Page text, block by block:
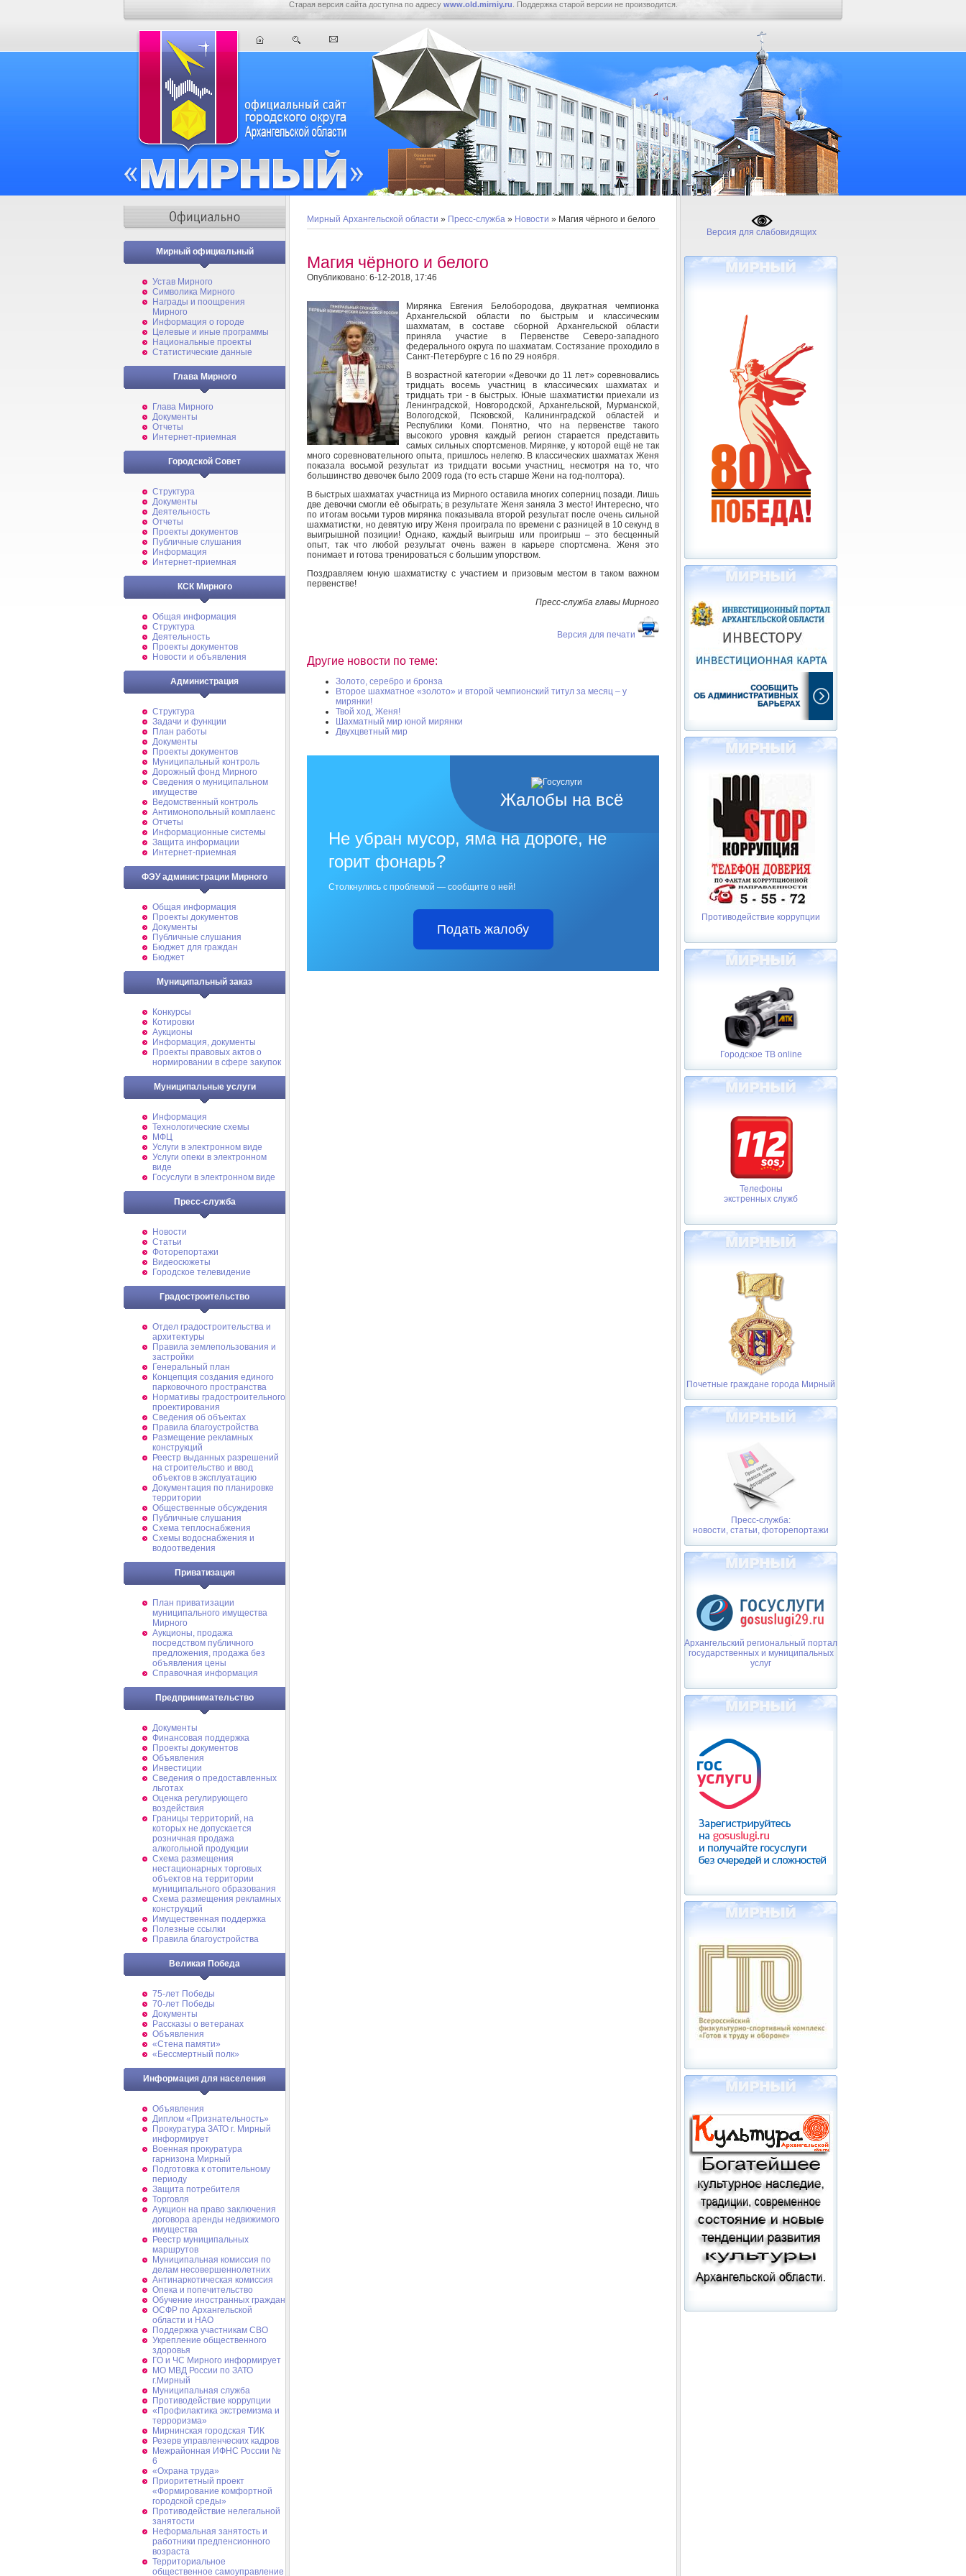
Старая версия сайта доступна по адресу www.old.mirniy.ru . Поддержка старой версии не производится.
Мирный официальный
Устав Мирного
Символика Мирного
Награды и поощрения
Мирного
Информация о городе
Целевые и иные программы
Национальные проекты
Статистические данные
Глава Мирного
Глава Мирного
Документы
Отчеты
Интернет-приемная
Городской Совет
Структура
Документы
Деятельность
Отчеты
Проекты документов
Публичные слушания
Информация
Интернет-приемная
КСК Мирного
Общая информация
Структура
Деятельность
Проекты документов
Новости и объявления
Администрация
Структура
Задачи и функции
План работы
Документы
Проекты документов
Муниципальный контроль
Дорожный фонд Мирного
Cведения о муниципальном
имуществе
Ведомственный контроль
Антимонопольный комплаенс
Отчеты
Информационные системы
Защита информации
Интернет-приемная
ФЭУ администрации Мирного
Общая информация
Проекты документов
Документы
Публичные слушания
Бюджет для граждан
Бюджет
Муниципальный заказ
Конкурсы
Котировки
Аукционы
Информация, документы
Проекты правовых актов о
нормировании в сфере закупок
Муниципальные услуги
Информация
Технологические схемы
МФЦ
Услуги в электронном виде
Услуги опеки в электронном
виде
Госуслуги в электронном виде
Пресс-служба
Новости
Статьи
Фоторепортажи
Видеосюжеты
Городское телевидение
Градостроительство
Отдел градостроительства и
архитектуры
Правила землепользования и
застройки
Генеральный план
Концепция создания единого
парковочного пространства
Нормативы градостроительного
проектирования
Сведения об объектах
Правила благоустройства
Размещение рекламных
конструкций
Реестр выданных разрешений
на строительство и ввод
объектов в эксплуатацию
Документация по планировке
территории
Общественные обсуждения
Публичные слушания
Схема теплоснабжения
Схемы водоснабжения и
водоотведения
Приватизация
План приватизации
муниципального имущества
Мирного
Аукционы, продажа
посредством публичного
предложения, продажа без
объявления цены
Справочная информация
Предпринимательство
Документы
Финансовая поддержка
Проекты документов
Объявления
Инвестиции
Сведения о предоставленных
льготах
Оценка регулирующего
воздействия
Границы территорий, на
которых не допускается
розничная продажа
алкогольной продукции
Схема размещения
нестационарных торговых
объектов на территории
муниципального образования
Схема размещения рекламных
конструкций
Имущественная поддержка
Полезные ссылки
Правила благоустройства
Великая Победа
75-лет Победы
70-лет Победы
Документы
Рассказы о ветеранах
Объявления
«Стена памяти»
«Бессмертный полк»
Информация для населения
Объявления
Диплом «Признательность»
Прокуратура ЗАТО г. Мирный
информирует
Военная прокуратура
гарнизона Мирный
Подготовка к отопительному
периоду
Защита потребителя
Торговля
Аукцион на право заключения
договора аренды недвижимого
имущества
Реестр муниципальных
маршрутов
Муниципальная комиссия по
делам несовершеннолетних
Антинаркотическая комиссия
Опека и попечительство
Обучение иностранных граждан
ОСФР по Архангельской
области и НАО
Поддержка участникам СВО
Укрепление общественного
здоровья
ГО и ЧС Мирного информирует
МО МВД России по ЗАТО
г.Мирный
Муниципальная cлужба
Противодействие коррупции
«Профилактика экстремизма и
терроризма»
Мирнинская городская ТИК
Резерв управленческих кадров
Межрайонная ИФНС России №
6
«Охрана труда»
Приоритетный проект
«Формирование комфортной
городской среды»
Противодействие нелегальной
занятости
Неформальная занятость и
работники предпенсионного
возраста
Территориальное
общественное самоуправление
Мирный Архангельской области » Пресс-служба » Новости » Магия чёрного и белого
Магия чёрного и белого
Опубликовано: 6-12-2018, 17:46
Мирянка Евгения Белобородова, двукратная чемпионка
Архангельской области по быстрым и классическим
шахматам, в составе сборной Архангельской области
приняла участие в Первенстве Северо-западного
федерального округа по шахматам. Состязание проходило в
Санкт-Петербурге с 16 по 29 ноября.
В возрастной категории «Девочки до 11 лет» соревновались
тридцать восемь участниц в классических шахматах и
тридцать три - в быстрых. Юные шахматистки приехали из
Ленинградской, Новгородской, Архангельской, Мурманской,
Вологодской, Псковской, Калининградской областей и
Республики Коми. Понятно, что на первенстве такого
высокого уровня каждый регион старается представить
самых сильных спортсменов. Мирянке, у которой ещё не так
много соревновательного опыта, пришлось нелегко. В классических шахматах Женя
показала восьмой результат из тридцати восьми участниц, несмотря на то, что
большинство девочек было 2009 года (то есть старше Жени на год-полтора).
В быстрых шахматах участница из Мирного оставила многих соперниц позади. Лишь
две девочки смогли её обыграть; в результате Женя заняла 3 место! Интересно, что
по итогам восьми туров мирянка показывала второй результат после очень сильной
шахматистки, но девятую игру Женя проиграла по времени с разницей в 10 секунд в
выигрышной позиции! Однако, каждый выигрыш или проигрыш – это бесценный
опыт, так что любой результат очень важен в карьере спортсмена. Женя это
понимает и готова тренироваться с большим упорством.
Поздравляем юную шахматистку с участием и призовым местом в таком важном
первенстве!
Пресс-служба главы Мирного
Версия для печати
Другие новости по теме:
Золото, серебро и бронза
Второе шахматное «золото» и второй чемпионский титул за месяц – у
мирянки!
Твой ход, Женя!
Шахматный мир юной мирянки
Двухцветный мир
Жалобы на всё
Не убран мусор, яма на дороге, не
горит фонарь?
Столкнулись с проблемой — сообщите о ней!
Подать жалобу
Версия для слабовидящих
Противодействие коррупции
Городское ТВ online
Телефоны
экстренных служб
Почетные граждане города Мирный
Пресс-служба:
новости, статьи, фоторепортажи
Архангельский региональный портал
государственных и муниципальных
услуг